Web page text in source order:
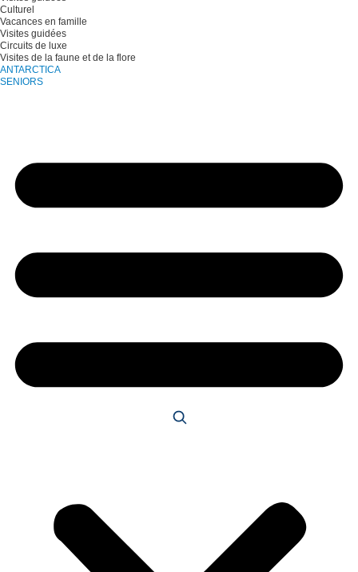
Culturel
Vacances en famille
Visites guidées
Circuits de luxe
Visites de la faune et de la flore
ANTARCTICA
SENIORS